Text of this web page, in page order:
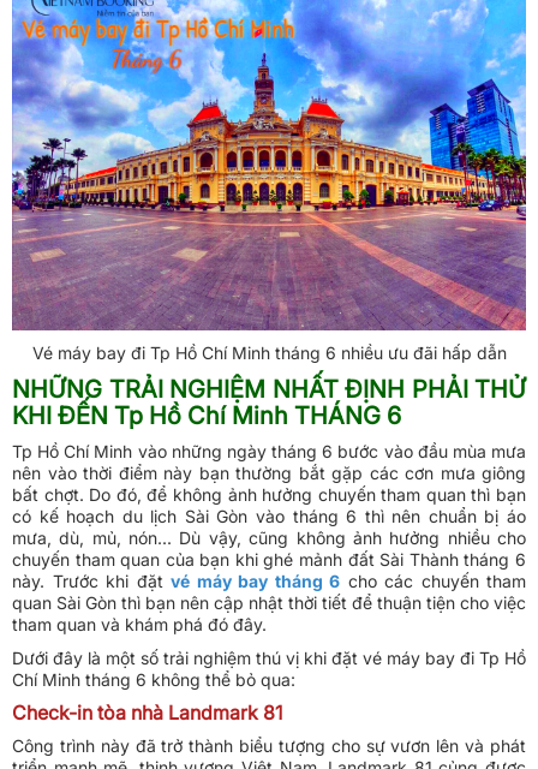
Vé máy bay đi Tp Hồ Chí Minh tháng 6 nhiều ưu đãi hấp dẫn
NHỮNG TRẢI NGHIỆM NHẤT ĐỊNH PHẢI THỬ
KHI ĐẾN Tp Hồ Chí Minh THÁNG 6
Tp Hồ Chí Minh vào những ngày tháng 6 bước vào đầu mùa mưa
nên vào thời điểm này bạn thường bắt gặp các cơn mưa giông
bất chợt. Do đó, để không ảnh hưởng chuyến tham quan thì bạn
có kế hoạch du lịch Sài Gòn vào tháng 6 thì nên chuẩn bị áo
mưa, dù, mủ, nón... Dù vậy, cũng không ảnh hưởng nhiều cho
chuyến tham quan của bạn khi ghé mảnh đất Sài Thành tháng 6
này. Trước khi đặt vé máy bay tháng 6 cho các chuyến tham
quan Sài Gòn thì bạn nên cập nhật thời tiết để thuận tiện cho việc
tham quan và khám phá đó đây.
Dưới đây là một số trải nghiệm thú vị khi đặt vé máy bay đi Tp Hồ
Chí Minh tháng 6 không thể bỏ qua:
Check-in tòa nhà Landmark 81
Công trình này đã trở thành biểu tượng cho sự vươn lên và phát